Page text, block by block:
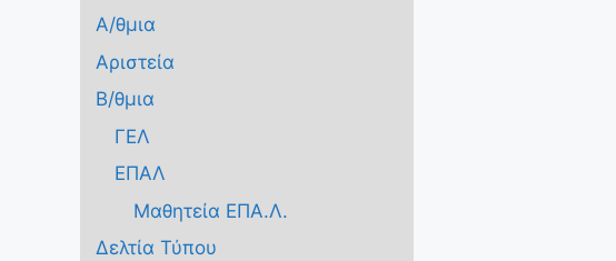
Α/θμια
Αριστεία
Β/θμια
ΓΕΛ
ΕΠΑΛ
Μαθητεία ΕΠΑ.Λ.
Δελτία Τύπου